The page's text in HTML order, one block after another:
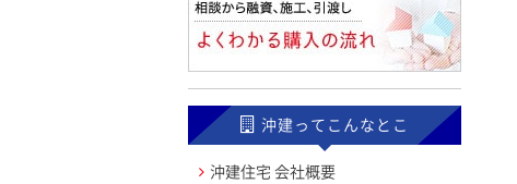
沖建ってこんなとこ
沖建住宅 会社概要